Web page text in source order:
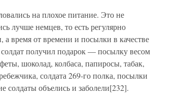
на плохое питание. Это не
лучше немцев, то есть регулярно
время от времени и посылки в качестве
получил подарок — посылку весом
шоколад, колбаса, папиросы, табак,
солдата 269-го полка, посылки
солдаты объелись и заболели[232].